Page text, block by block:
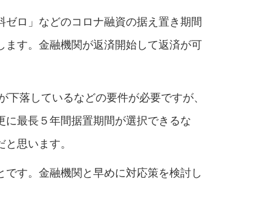
ロ」などのコロナ融資の据え置き期間
ます。金融機関が返済開始して返済が可
落しているなどの要件が必要ですが、
最長５年間据置期間が選択できるな
思います。
す。金融機関と早めに対応策を検討し